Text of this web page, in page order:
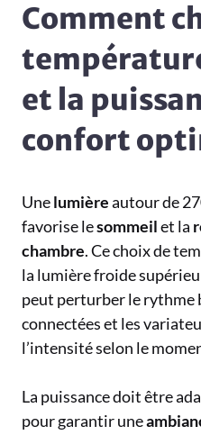
Comment
et la
confort
Unelumièreautour de
favorise lesommeilet la
chambre. Ce choix de
la lumière froide
peut perturber le rythme
connectées et les
l’intensité selon le
La puissance doit être
pour garantir une